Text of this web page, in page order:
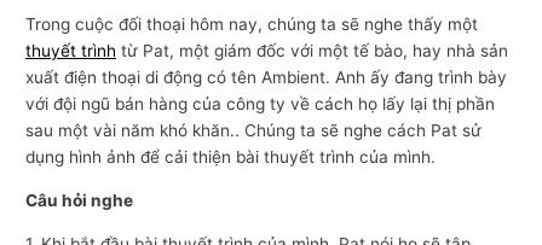
Trong cuộc đối thoại hôm nay, chúng ta sẽ nghe thấy một
thuyết trình từ Pat, một giám đốc với một tế bào, hay nhà sản
xuất điện thoại di động có tên Ambient. Anh ấy đang trình bày
với đội ngũ bán hàng của công ty về cách họ lấy lại thị phần
sau một vài năm khó khăn.. Chúng ta sẽ nghe cách Pat sử
dụng hình ảnh để cải thiện bài thuyết trình của mình.
Câu hỏi nghe